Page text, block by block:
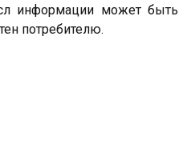
информации может быть
потребителю.